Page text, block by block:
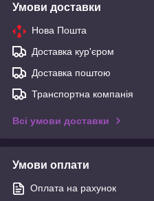
Умови доставки
Нова Пошта
Доставка кур'єром
Доставка поштою
Транспортна компанія
Всі умови доставки
Умови оплати
Оплата на рахунок